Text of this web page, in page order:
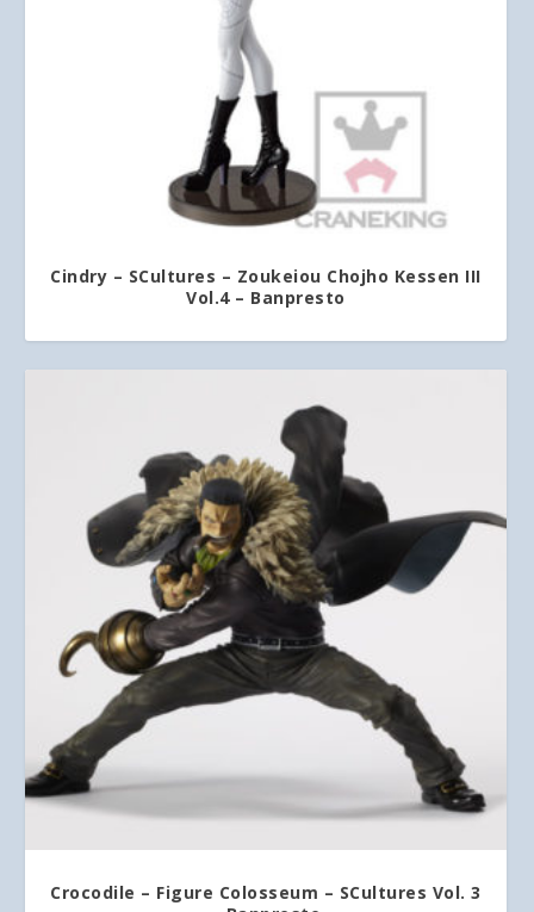
Cindry – SCultures – Zoukeiou Chojho Kessen III
Vol.4 – Banpresto
Crocodile – Figure Colosseum – SCultures Vol. 3